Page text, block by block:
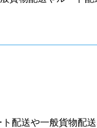
配送や一般貨物